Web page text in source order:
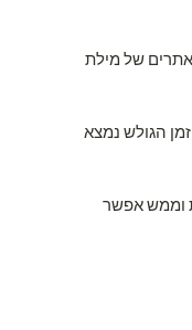
של מילת
הגולש נמצא
וממש אפשר